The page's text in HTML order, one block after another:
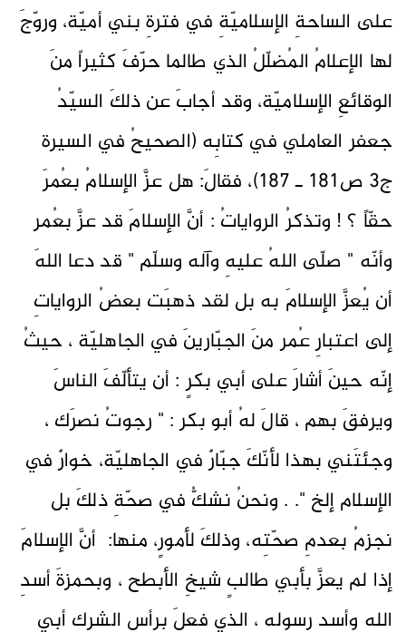
على الساحةِ الإسلاميّةِ في فترةِ بني أميّة، وروّجَ
لها الإعلامُ المُضلّلُ الذي طالما حرّفَ كثيراً منَ
الوقائعِ الإسلاميّة، وقد أجابَ عن ذلكَ السيّدُ
جعفر العاملي في كتابِه (الصحيحُ في السيرة
ج3 ص181 ـ 187)، فقالَ: هل عزَّ الإسلامُ بعُمرَ
حقّاً ؟ ! وتذكرُ الرواياتُ : أنَّ الإسلامَ قد عزَّ بعُمر
وأنّه " صلّى اللهُ عليهِ وآله وسلّم " قد دعا اللهَ
أن يُعزَّ الإسلامَ به بل لقد ذهبَت بعضُ الرواياتِ
إلى اعتبارِ عُمر منَ الجبّارينَ في الجاهليّة ، حيثُ
إنّه حينَ أشارَ على أبي بكرٍ : أن يتألّفَ الناسَ
ويرفقَ بهم ، قالَ لهُ أبو بكر : " رجوتُ نصرَك ،
وجئتَني بهذا لأنّكَ جبّارٌ في الجاهليّة، خوارٌ في
الإسلام إلخ ". . ونحنُ نشكُّ في صحّةِ ذلكَ بل
نجزمُ بعدمِ صحّتِه، وذلكَ لأمورٍ، منها: أنَّ الإسلامَ
إذا لم يعزَّ بأبي طالبٍ شيخِ الأبطح ، وبحمزةَ أسدِ
اللهِ وأسدِ رسوله ، الذي فعلَ برأسِ الشركِ أبي